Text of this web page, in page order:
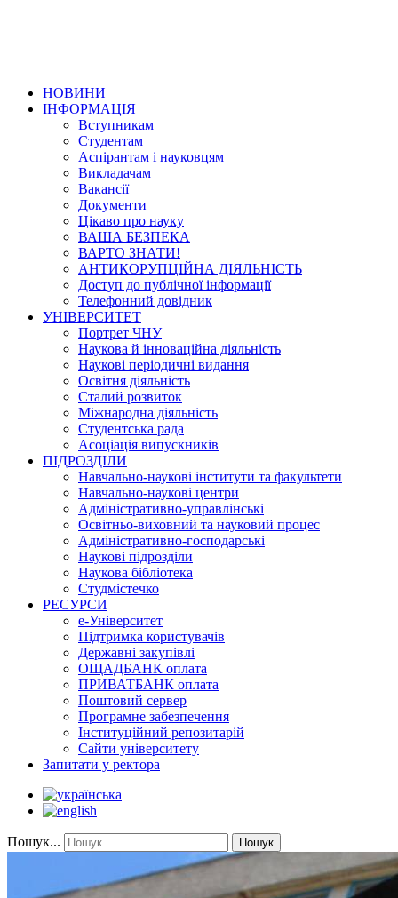
НОВИНИ
ІНФОРМАЦІЯ
Вступникам
Студентам
Аспірантам і науковцям
Викладачам
Вакансії
Документи
Цікаво про науку
ВАША БЕЗПЕКА
ВАРТО ЗНАТИ!
АНТИКОРУПЦІЙНА ДІЯЛЬНІСТЬ
Доступ до публічної інформації
Телефонний довідник
УНІВЕРСИТЕТ
Портрет ЧНУ
Наукова й інноваційна діяльність
Наукові періодичні видання
Освітня діяльність
Сталий розвиток
Міжнародна діяльність
Студентська рада
Асоціація випускників
ПІДРОЗДІЛИ
Навчально-наукові інститути та факультети
Навчально-наукові центри
Адміністративно-управлінські
Освітньо-виховний та науковий процес
Адміністративно-господарські
Наукові підрозділи
Наукова бібліотека
Студмістечко
РЕСУРСИ
е-Університет
Підтримка користувачів
Державні закупівлі
ОЩАДБАНК оплата
ПРИВАТБАНК оплата
Поштовий сервер
Програмне забезпечення
Інституційний репозитарій
Сайти університету
Запитати у ректора
Пошук... Пошук